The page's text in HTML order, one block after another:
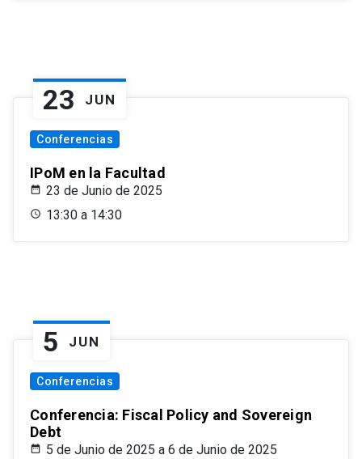
23 JUN
Conferencias
IPoM en la Facultad
23 de Junio de 2025
13:30 a 14:30
5 JUN
Conferencias
Conferencia: Fiscal Policy and Sovereign
Debt
5 de Junio de 2025 a 6 de Junio de 2025